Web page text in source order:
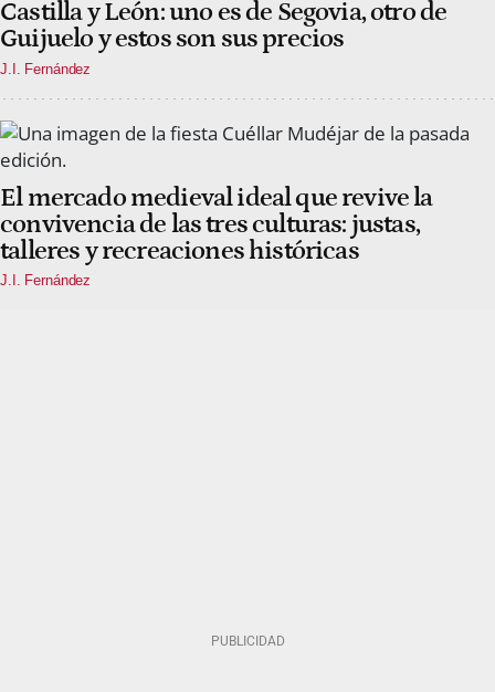
Castilla y León: uno es de Segovia, otro de
Guijuelo y estos son sus precios
J.I. Fernández
El mercado medieval ideal que revive la
convivencia de las tres culturas: justas,
talleres y recreaciones históricas
J.I. Fernández